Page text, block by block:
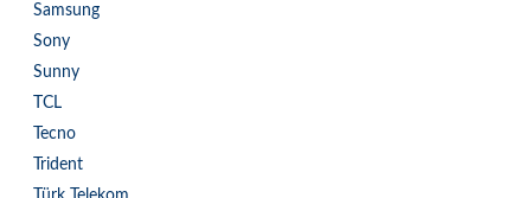
Samsung
Sony
Sunny
TCL
Tecno
Trident